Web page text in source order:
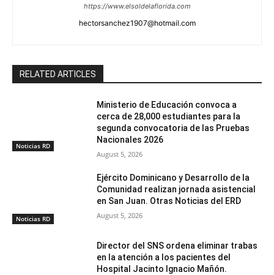
https://www.elsoldelaflorida.com
hectorsanchez1907@hotmail.com
RELATED ARTICLES
Noticias RD
Ministerio de Educación convoca a
cerca de 28,000 estudiantes para la
segunda convocatoria de las Pruebas
Nacionales 2026
August 5, 2026
Noticias RD
Ejército Dominicano y Desarrollo de la
Comunidad realizan jornada asistencial
en San Juan. Otras Noticias del ERD
August 5, 2026
Director del SNS ordena eliminar trabas
en la atención a los pacientes del
Hospital Jacinto Ignacio Mañón.